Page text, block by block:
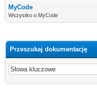
MyCode
Wszystko o MyCode
Przeszukaj dokumentację